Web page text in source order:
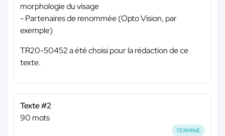
morphologie du visage
- Partenaires de renommée (Opto Vision, par
exemple)
TR20-50452 a été choisi pour la rédaction de ce
texte.
Texte #2
90 mots
TERMINÉ